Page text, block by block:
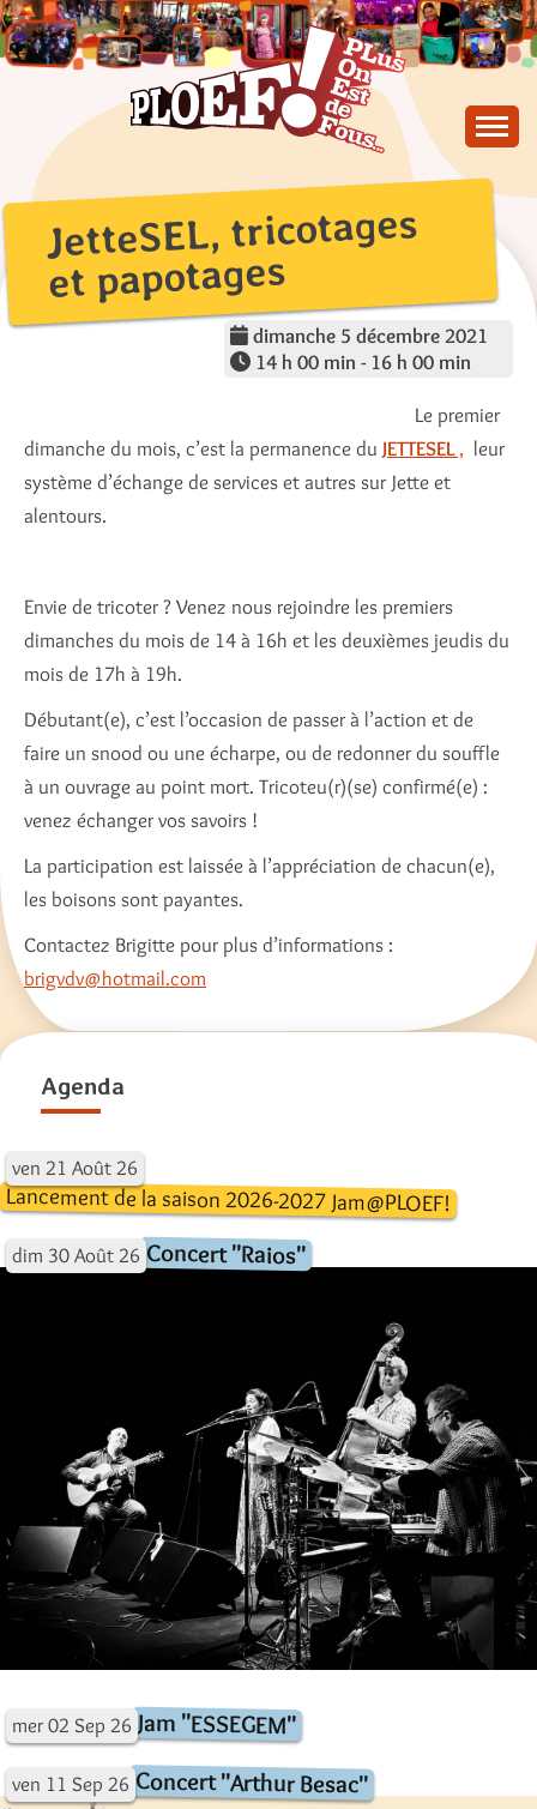
Skip
to
content
PLOEF!
JetteSEL, tricotages
et papotages
dimanche 5 décembre 2021
14 h 00 min - 16 h 00 min
Le premier
dimanche du mois, c’est la permanence du JETTESEL, leur
système d’échange de services et autres sur Jette et
alentours.
Envie de tricoter ? Venez nous rejoindre les premiers
dimanches du mois de 14 à 16h et les deuxièmes jeudis du
mois de 17h à 19h.
Débutant(e), c’est l’occasion de passer à l’action et de
faire un snood ou une écharpe, ou de redonner du souffle
à un ouvrage au point mort. Tricoteu(r)(se) confirmé(e) :
venez échanger vos savoirs !
La participation est laissée à l’appréciation de chacun(e),
les boisons sont payantes.
Contactez Brigitte pour plus d’informations :
brigvdv@hotmail.com
Agenda
ven 21 Août 26
Lancement de la saison 2026-2027 Jam@PLOEF!
dim 30 Août 26 Concert "Raios"
mer 02 Sep 26 Jam "ESSEGEM"
ven 11 Sep 26 Concert "Arthur Besac"